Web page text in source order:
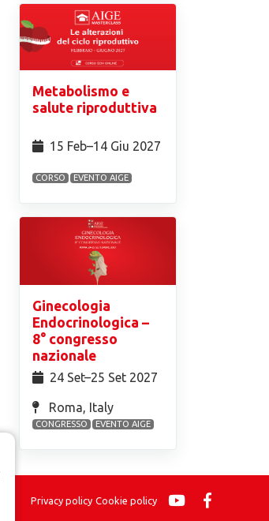
Metabolismo e
salute riproduttiva
15 Feb⁠–14 Giu 2027
CORSO EVENTO AIGE
Ginecologia
Endocrinologica –
8° congresso
nazionale
24 Set⁠–25 Set 2027
Roma, Italy
CONGRESSO EVENTO AIGE
Privacy policy Cookie policy